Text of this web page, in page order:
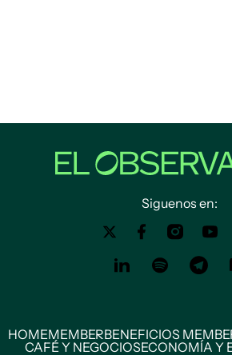
Siguenos en:
HOMEMEMBERBENEFICIOS
CAFÉ Y NEGOCIOSECONOMÍA Y